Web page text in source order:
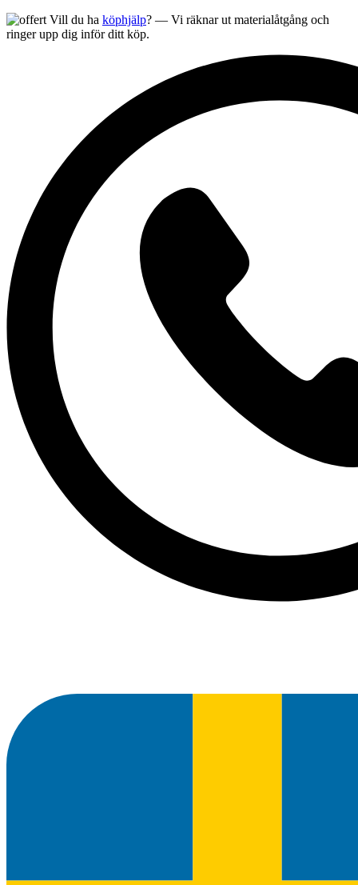
Vill du ha köphjälp? — Vi räknar ut materialåtgång och
ringer upp dig inför ditt köp.